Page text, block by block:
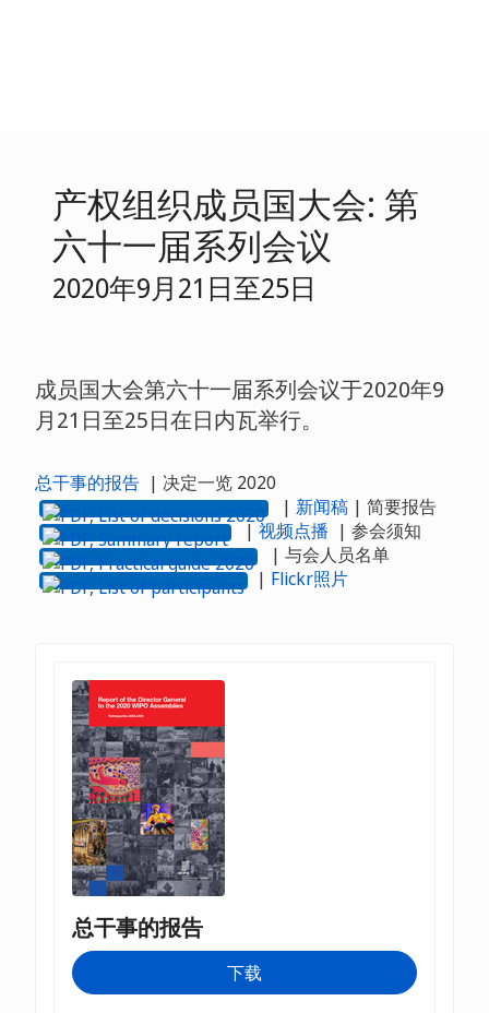
产权组织成员国大会: 第
六十一届系列会议
2020年9月21日至25日
成员国大会第六十一届系列会议于2020年9
月21日至25日在日内瓦举行。
总干事的报告 | 决定一览 2020
| 新闻稿 | 简要报告
| 视频点播 | 参会须知
| 与会人员名单
| Flickr照片
总干事的报告
下载